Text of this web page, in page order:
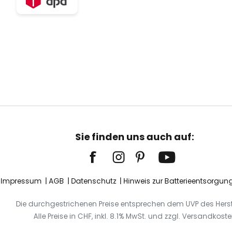
Sie finden uns auch auf:
Impressum AGB Datenschutz Hinweis zur
Die durchgestrichenen Preise entsprechen dem UVP des
Alle Preise in CHF, inkl. 8.1% MwSt. und zzgl.